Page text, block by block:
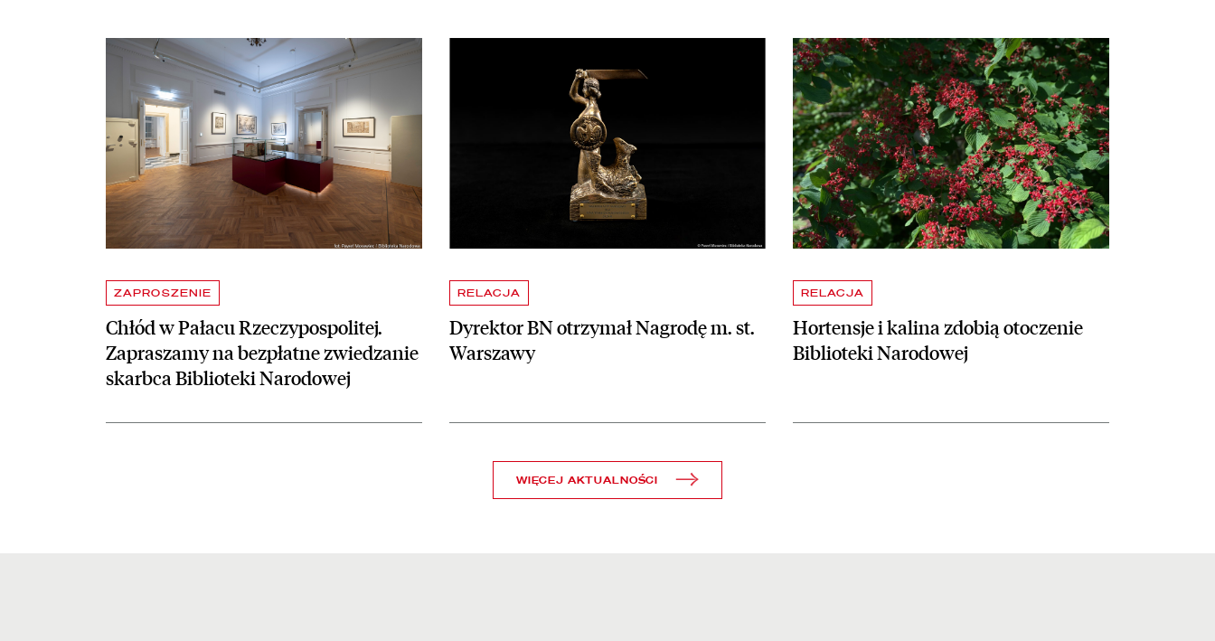
Aktualności
ZAPROSZENIE
Chłód w Pałacu Rzeczypospolitej.
Zapraszamy na bezpłatne zwiedzanie
skarbca Biblioteki Narodowej
czytaj więcej o Chłód w Pałacu Rzeczypospolitej. Zapraszamy na bezpłatne zwiedzanie skarbca Biblioteki Narodowej
RELACJA
Dyrektor BN otrzymał Nagrodę m. st.
Warszawy
czytaj więcej o Dyrektor BN otrzymał Nagrodę m. st. Warszawy
RELACJA
Hortensje i kalina zdobią otoczenie
Biblioteki Narodowej
czytaj więcej o Hortensje i kalina zdobią otoczenie Biblioteki Narodowej
WIĘCEJ AKTUALNOŚCI